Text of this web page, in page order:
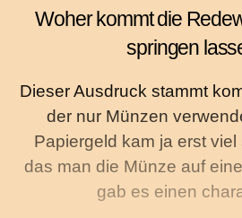
Woher kommt die
springen
Dieser Ausdruck stammt
der nur Münzen
Papiergeld kam ja erst
das man die Münze auf
gab es einen